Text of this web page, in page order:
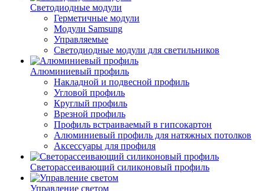
Светодиодные модули
Герметичные модули
Модули Samsung
Управляемые
Светодиодные модули для светильников
Алюминиевый профиль
Накладной и подвесной профиль
Угловой профиль
Круглый профиль
Врезной профиль
Профиль встраиваемый в гипсокартон
Алюминиевый профиль для натяжных потолков
Аксессуары для профиля
Светорассеивающий силиконовый профиль
Управление светом